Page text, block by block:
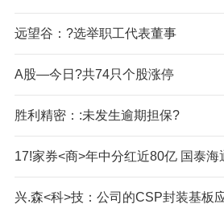
远望谷：?选举职工代表董事
A股—今日?共74只个股涨停
胜利精密：:未发生逾期担保?
17!家券<商>年中分红近80亿 国泰海
兴.森<科>技：公司的CSP封装基板